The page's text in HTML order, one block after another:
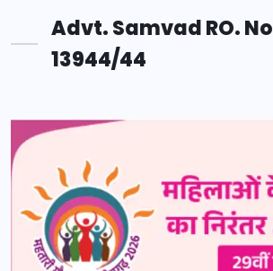
Advt. Samvad RO. No
13944/44